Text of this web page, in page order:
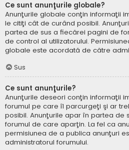
Ce sunt anunţurile globale?
Anunţurile globale conţin informaţii
le citiţi cât de curând posibil.
partea de sus a fiecărei pagini de
de control al utilizatorului.
globale este acordată de către
Sus
Ce sunt anunţurile?
Anunţurile deseori conţin informaţii
forumul pe care îl parcurgeţi şi ar
posibil. Anunţurile apar în partea de
forumul de care aparţin. La fel ca
permisiunea de a publica anunţuri
administratorul forumului.